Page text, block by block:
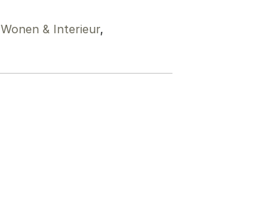
Wonen & Interieur,